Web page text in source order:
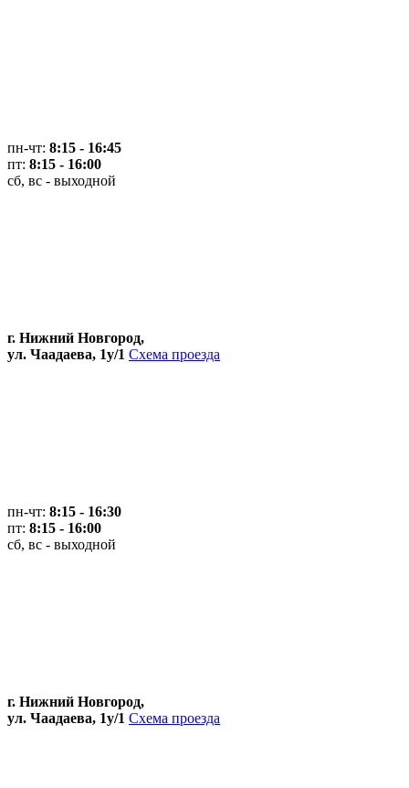
пн-чт: 8:15 - 16:45
пт: 8:15 - 16:00
сб, вс - выходной
г. Нижний Новгород,
ул. Чаадаева, 1у/1 Схема проезда
пн-чт: 8:15 - 16:30
пт: 8:15 - 16:00
сб, вс - выходной
г. Нижний Новгород,
ул. Чаадаева, 1у/1 Схема проезда